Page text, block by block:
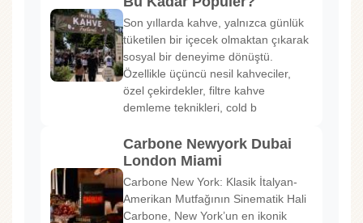
Son yıllarda kahve, yalnızca günlük
tüketilen bir içecek olmaktan çıkarak
sosyal bir deneyime dönüştü.
Özellikle üçüncü nesil kahveciler,
özel çekirdekler, filtre kahve
demleme teknikleri, cold b
Carbone Newyork Dubai
London Miami
Carbone New York: Klasik İtalyan-
Amerikan Mutfağının Sinematik Hali
Carbone, New York’un en ikonik